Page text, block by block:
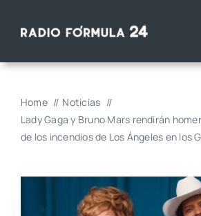
Home
Noticias
Lady Gaga y Bruno Mars rendirán
de los incendios de Los Ángeles en los